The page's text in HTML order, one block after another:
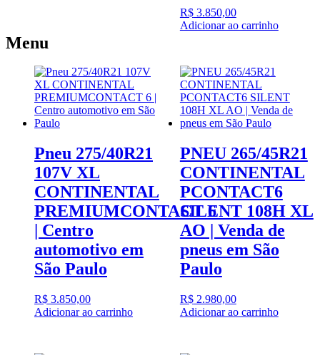
R$3.850,00
Adicionar ao carrinho
Pneu 275/40R21
107V XL
CONTINENTAL
PREMIUMCONTACT 6
| Centro
automotivo em
São Paulo
R$ 3.850,00
Adicionar ao carrinho
PNEU 265/45R21
CONTINENTAL
PCONTACT6
SILENT 108H XL
AO | Venda de
pneus em São
Paulo
R$2.980,00
Adicionar ao carrinho
Menu